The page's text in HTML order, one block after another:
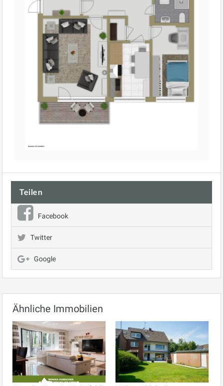
Teilen
Facebook
Twitter
Google
Ähnliche Immobilien